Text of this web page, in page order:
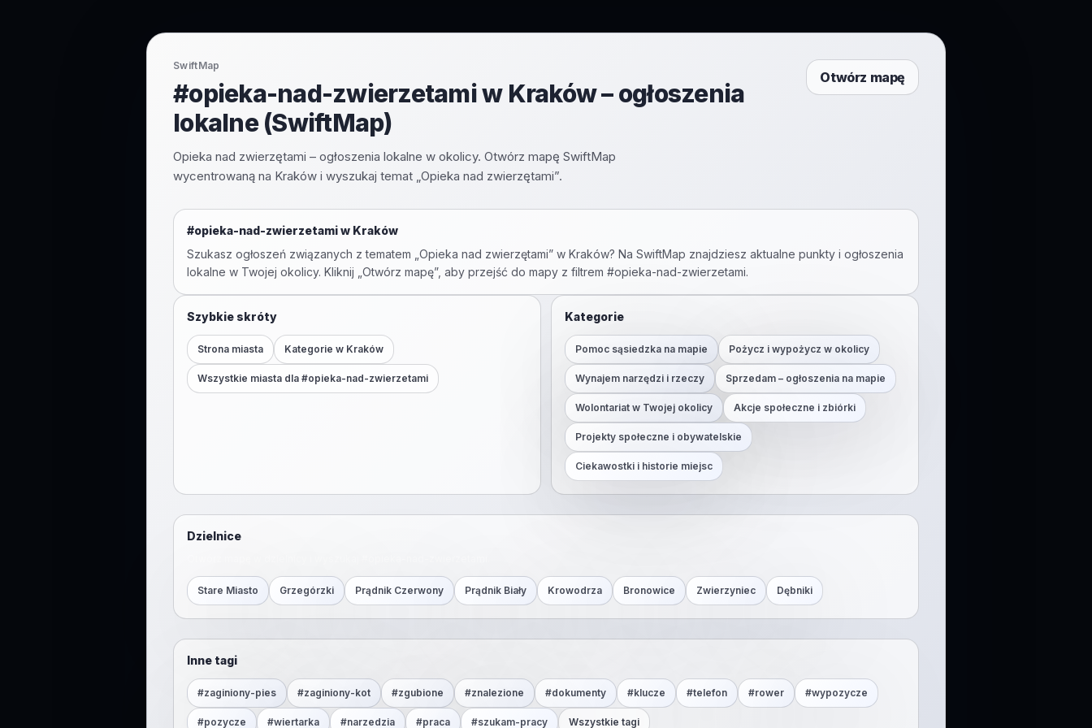
SwiftMap
#opieka-nad-zwierzetami w Kraków – ogłoszenia
lokalne (SwiftMap)
Opieka nad zwierzętami – ogłoszenia lokalne w okolicy. Otwórz mapę SwiftMap
wycentrowaną na Kraków i wyszukaj temat „Opieka nad zwierzętami”.
Otwórz mapę
#opieka-nad-zwierzetamiw Kraków
Szukasz ogłoszeń związanych z tematem „ Opieka nad zwierzętami” w Kraków? Na SwiftMap znajdziesz aktualne punkty i ogłoszenia
lokalne w Twojej okolicy. Kliknij „Otwórz mapę”, aby przejść do mapy z filtrem #opieka-nad-zwierzetami.
Szybkie skróty
Strona miasta Kategorie w Kraków
Wszystkie miasta dla #opieka-nad-zwierzetami
Kategorie
Pomoc sąsiedzka na mapie Pożycz i wypożycz w okolicy
Wynajem narzędzi i rzeczy Sprzedam – ogłoszenia na mapie
Wolontariat w Twojej okolicy Akcje społeczne i zbiórki
Projekty społeczne i obywatelskie
Ciekawostki i historie miejsc
Dzielnice
Stare Miasto Grzegórzki Prądnik Czerwony Prądnik Biały Krowodrza Bronowice Zwierzyniec Dębniki
Inne tagi
#zaginiony-pies #zaginiony-kot #zgubione #znalezione #dokumenty #klucze #telefon #rower #wypozycze
#pozycze #wiertarka #narzedzia #praca #szukam-pracy Wszystkie tagi